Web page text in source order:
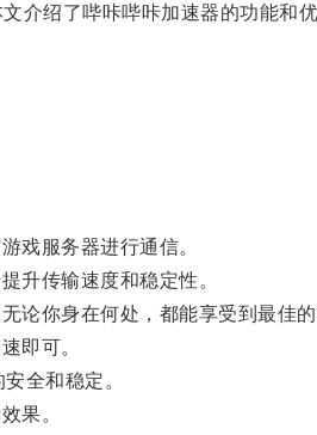
绍了哔咔哔咔加速器的功能和
戏服务器进行通信。
升传输速度和稳定性。
你身在何处，都能享受到最佳的
即可。
全和稳定。
果。